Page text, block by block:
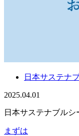
日本サステナ
2025.04.01
日本サステナブル
まずは